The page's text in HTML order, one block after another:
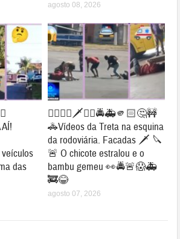
agosto 08, 2026
das
👉🏻😱👀🗡️🔪🚨🚔🚑🫵🏻🤔🚧
🚓Vídeos da Treta na esquina
da rodoviária. Facadas 🗡️ 🔪
🚨 O chicote estralou e o
bambu gemeu 👀🚔🚨😱🚑
🚒😂
agosto 07, 2026